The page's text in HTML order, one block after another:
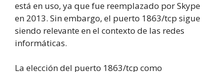
está en uso, ya que fue reemplazado por Skype
en 2013. Sin embargo, el puerto 1863/tcp sigue
siendo relevante en el contexto de las redes
informáticas.
La elección del puerto 1863/tcp como